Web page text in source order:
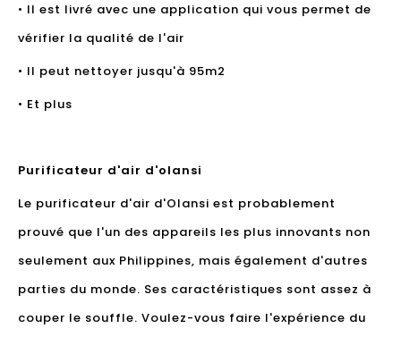
• Il est livré avec une application qui vous permet de
vérifier la qualité de l'air
• Il peut nettoyer jusqu'à 95m2
• Et plus
Purificateur d'air d'olansi
Le purificateur d'air d'Olansi est probablement
prouvé que l'un des appareils les plus innovants non
seulement aux Philippines, mais également d'autres
parties du monde. Ses caractéristiques sont assez à
couper le souffle. Voulez-vous faire l'expérience du